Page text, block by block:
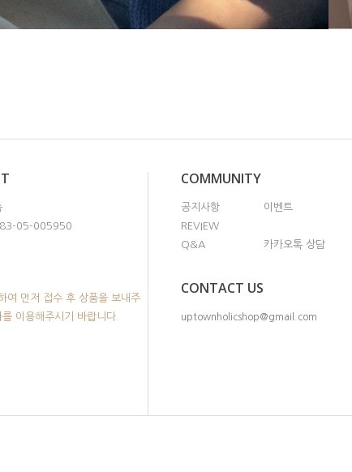
05-005950
여 먼저 접수 후 상품을 보내주
이용해주시기 바랍니다.
COMMUNITY
공지사항
이벤트
REVIEW
Q&A
카카오톡 상담
CONTACT US
uptownholicshop@gmail.com